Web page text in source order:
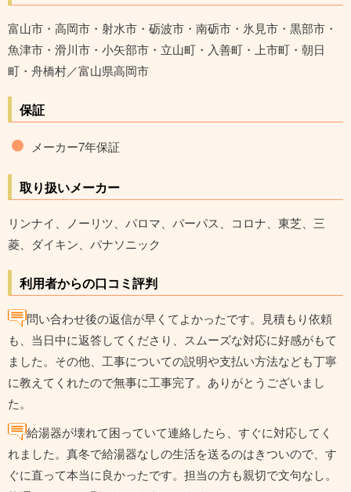
富山市・高岡市・射水市・砺波市・南砺市・氷見市・黒部市・
魚津市・滑川市・小矢部市・立山町・入善町・上市町・朝日
町・舟橋村／富山県高岡市
保証
メーカー7年保証
取り扱いメーカー
リンナイ、ノーリツ、パロマ、パーパス、コロナ、東芝、三
菱、ダイキン、パナソニック
利用者からの口コミ評判
問い合わせ後の返信が早くてよかったです。見積もり依頼
も、当日中に返答してくださり、スムーズな対応に好感がもて
ました。その他、工事についての説明や支払い方法なども丁寧
に教えてくれたので無事に工事完了。ありがとうございまし
た。
給湯器が壊れて困っていて連絡したら、すぐに対応してく
れました。真冬で給湯器なしの生活を送るのはきついので、す
ぐに直って本当に良かったです。担当の方も親切で文句なし。